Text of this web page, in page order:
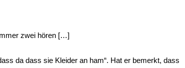
zwei hören […]
da dass sie Kleider an ham“. Hat er bemerkt, dass